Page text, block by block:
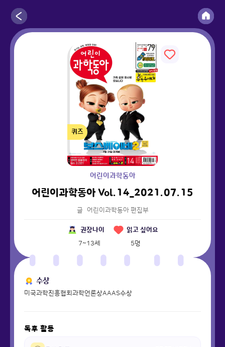
퀴즈
어린이과학동아
어린이과학동아 Vol.14_2021.07.15
글 어린이과학동아 편집부
권장나이
7~13세
읽고 싶어요
5명
수상
미국과학진흥협회과학언론상AAAS수상
독후 활동